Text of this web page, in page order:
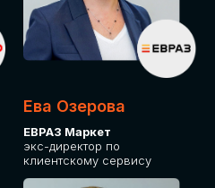
Ева Озерова
ЕВРАЗ Маркет
экс-директор по
клиентскому сервису